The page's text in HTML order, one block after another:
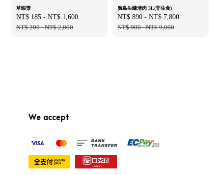
草蝦漿
Sale
price
NT$ 185 - NT$ 1,600
NT$ 200-NT$ 2,000
廣島生蠔清肉 3L(非生食)
Sale
price
NT$ 890 - NT$ 7,800
NT$ 900-NT$ 9,000
We accept